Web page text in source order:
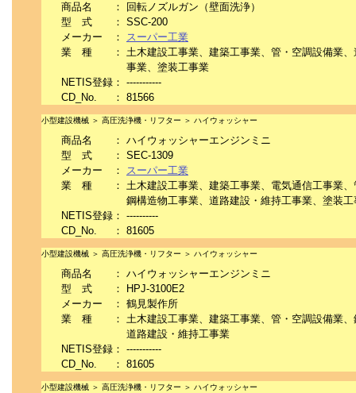
商品名 ：
回転ノズルガン（壁面洗浄）
型 式
： SSC-200
メーカー
： スーパー工業
業 種
： 土木建設工事業、建築工事業、管・空調設備業
事業、塗装工事業
NETIS登録 ： -----------
CD_No.
： 81566
小型建設機械 ＞ 高圧洗浄機・リフター ＞ ハイウォッシャー
商品名 ： ハイウォッシャーエンジンミニ
型 式
： SEC-1309
メーカー
： スーパー工業
業 種
： 土木建設工事業、建築工事業、電気通信工事業
鋼構造物工事業、道路建設・維持工事業、塗装工
NETIS登録 ： ----------
CD_No.
： 81605
小型建設機械 ＞ 高圧洗浄機・リフター ＞ ハイウォッシャー
商品名 ： ハイウォッシャーエンジンミニ
型 式
：
HPJ-3100E2
メーカー
： 鶴見製作所
業 種
： 土木建設工事業、建築工事業、管・空調設備業
道路建設・維持工事業
NETIS登録 ： -----------
CD_No.
： 81605
小型建設機械 ＞ 高圧洗浄機・リフター ＞ ハイウォッシャー